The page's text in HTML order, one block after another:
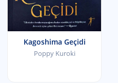
Kagoshima Geçidi
Poppy Kuroki